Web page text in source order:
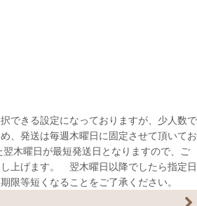
できる設定になっておりますが、少人数で
、発送は毎週木曜日に固定させて頂いてお
翌木曜日が最短発送日となりますので、ご
上げます。 翌木曜日以降でしたら指定日
限等短くなることをご了承ください。